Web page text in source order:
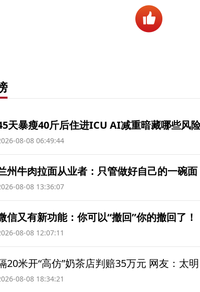
天暴瘦40斤后住进ICU AI减重暗藏哪些风
08-08 06:49:44
州牛肉拉面从业者：只管做好自己的一碗面
08-08 13:36:07
信又有新功能：你可以“撤回”你的撤回了！
08-08 12:07:11
20米开“高仿”奶茶店判赔35万元 网友：太
08-08 18:34:21